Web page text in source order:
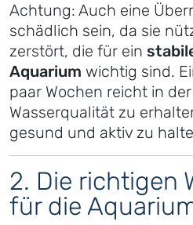
Achtung: Auch eine
schädlich sein, da sie
zerstört, die für ein
Aquarium wichtig sind.
paar Wochen reicht in
Wasserqualität zu
gesund und aktiv zu
2. Die richtigen
für die